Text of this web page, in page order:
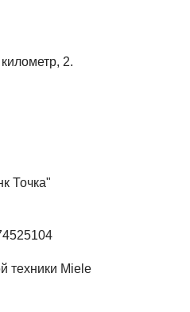
2.
Точка"
техники Miele